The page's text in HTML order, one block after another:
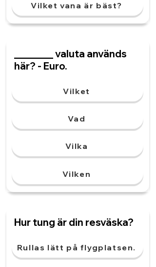
Vilket vana är bäst?
________ valuta används
här? - Euro.
Vilket
Vad
Vilka
Vilken
Hur tung är din resväska?
Rullas lätt på flygplatsen.